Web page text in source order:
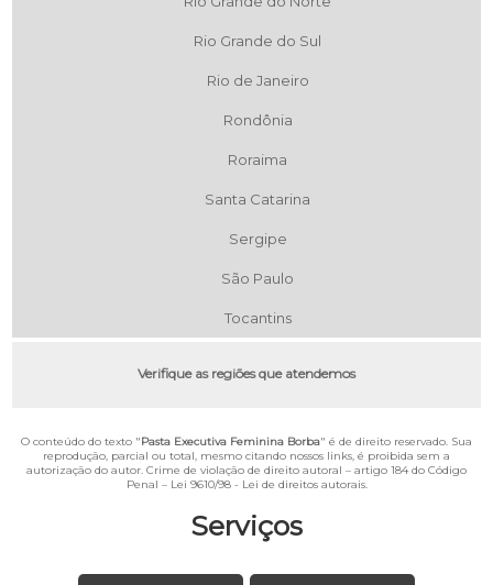
Serviços
Rio Grande do Sul
Rio de Janeiro
Rondônia
Roraima
Santa Catarina
Sergipe
São Paulo
Tocantins
Verifique as regiões que atendemos
O conteúdo do texto "Pasta Executiva Feminina Borba" é de direito reservado. Sua
reprodução, parcial ou total, mesmo citando nossos links, é proibida sem a
autorização do autor. Crime de violação de direito autoral – artigo 184 do Código
Penal – Lei 9610/98 - Lei de direitos autorais.